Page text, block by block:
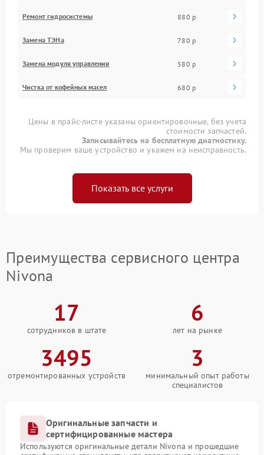
Ремонт гидросистемы 880 р
Замена ТЭНа 780 р
Замена модуля управления 580 р
Чистка от кофейных масел 680 р
Цены в прайс-листе указаны ориентировочные, без учета
стоимости запчастей.
Записывайтесь на бесплатную диагностику.
Мы проверим ваше устройство и укажем на неисправность.
Показать все услуги
Преимущества сервисного центра
Nivona
17
сотрудников в штате
6
лет на рынке
3495
отремонтированных устройств
3
минимальный опыт работы
специалистов
Оригинальные запчасти и
сертифицированные мастера
Используются оригинальные детали Nivona и прошедшие